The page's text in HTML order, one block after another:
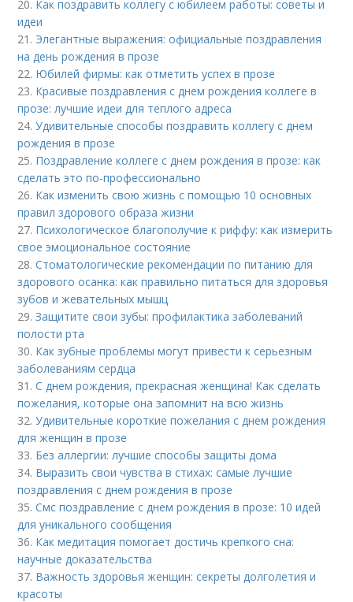
20. Как поздравить коллегу с юбилеем работы: советы и
идеи
21. Элегантные выражения: официальные поздравления
на день рождения в прозе
22. Юбилей фирмы: как отметить успех в прозе
23. Красивые поздравления с днем рождения коллеге в
прозе: лучшие идеи для теплого адреса
24.Удивительные способы поздравить коллегу с днем
рождения в прозе
25. Поздравление коллеге с днем рождения в прозе: как
сделать это по-профессионально
26. Как изменить свою жизнь с помощью 10 основных
правил здорового образа жизни
27. Психологическое благополучие к риффу: как измерить
свое эмоциональное состояние
28.Стоматологические рекомендации по питанию для
здорового осанка: как правильно питаться для здоровья
зубов и жевательных мышц
29.Защитите свои зубы: профилактика заболеваний
полости рта
30. Как зубные проблемы могут привести к серьезным
заболеваниям сердца
31.С днем рождения, прекрасная женщина! Как сделать
пожелания, которые она запомнит на всю жизнь
32.Удивительные короткие пожелания с днем рождения
для женщин в прозе
33. Без аллергии: лучшие способы защиты дома
34. Выразить свои чувства в стихах: самые лучшие
поздравления с днем рождения в прозе
35.Смс поздравление с днем рождения в прозе: 10 идей
для уникального сообщения
36. Как медитация помогает достичь крепкого сна:
научные доказательства
37. Важность здоровья женщин: секреты долголетия и
красоты